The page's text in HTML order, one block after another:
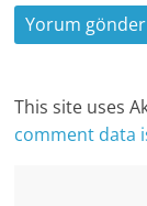
This site uses
comment data